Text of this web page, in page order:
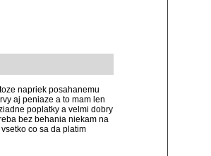
napriek posahanemu
aj peniaze a to mam len
poplatky a velmi dobry
bez behania niekam na
co sa da platim